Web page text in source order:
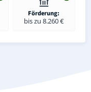
Förderung:
bis zu 8.260 €